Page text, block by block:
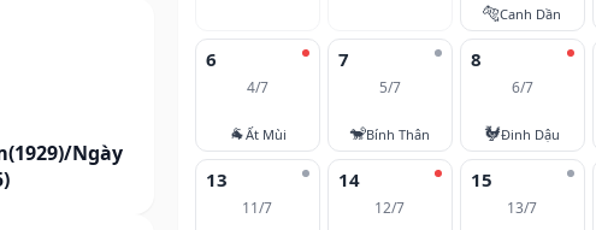
Ngày
🐅Canh Dần
6
4/7
🐐Ất Mùi
7
5/7
🐒Bính Thân
8
6/7
🐓Đinh Dậu
13
11/7
14
12/7
15
13/7